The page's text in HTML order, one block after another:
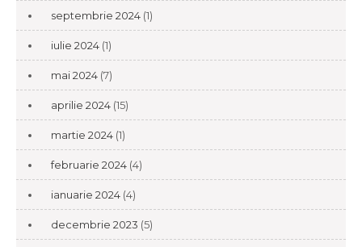
septembrie 2024 (1)
iulie 2024 (1)
mai 2024 (7)
aprilie 2024 (15)
martie 2024 (1)
februarie 2024 (4)
ianuarie 2024 (4)
decembrie 2023 (5)